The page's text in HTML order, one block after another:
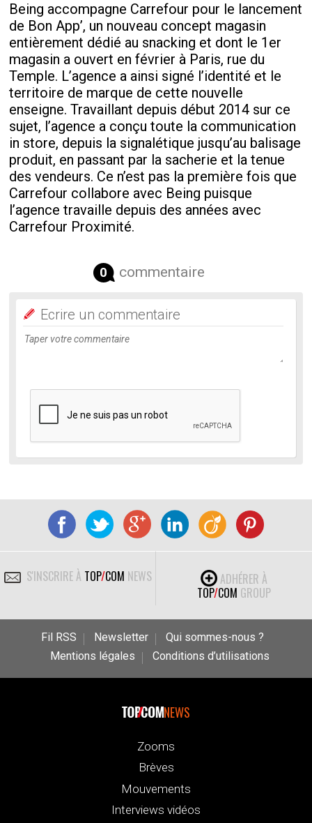
Being accompagne Carrefour pour le lancement
de Bon App’, un nouveau concept magasin
entièrement dédié au snacking et dont le 1 er
magasin a ouvert en février à Paris, rue du
Temple. L’agence a ainsi signé l’identité et le
territoire de marque de cette nouvelle
enseigne. Travaillant depuis début 2014 sur ce
sujet, l’agence a conçu toute la communication
in store, depuis la signalétique jusqu’au balisage
produit, en passant par la sacherie et la tenue
des vendeurs. Ce n’est pas la première fois que
Carrefour collabore avec Being puisque
l’agence travaille depuis des années avec
Carrefour Proximité.
0 commentaire
Ecrire un commentaire
S'INSCRIRE À TOP/COM NEWS
ADHÉRER À
TOP/COM GROUP
Fil RSS Newsletter
Qui sommes-nous ?
Mentions légales
Conditions d’utilisations
NEWS
Zooms
Brèves
Mouvements
Interviews vidéos